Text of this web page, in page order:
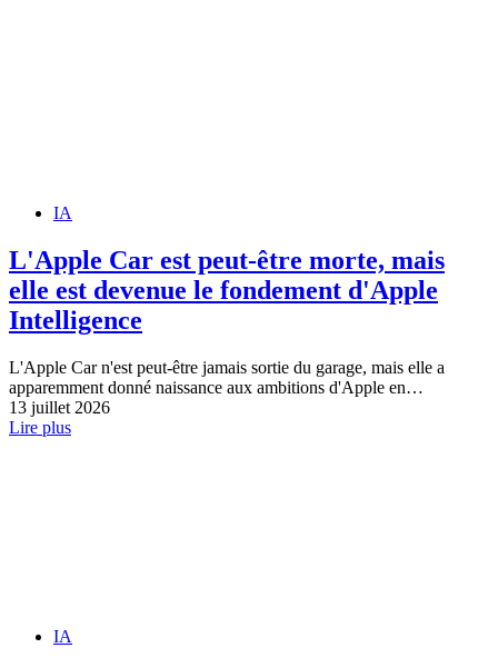
IA
L'Apple Car est peut-être morte, mais
elle est devenue le fondement d'Apple
Intelligence
L'Apple Car n'est peut-être jamais sortie du garage, mais elle a
apparemment donné naissance aux ambitions d'Apple en…
13 juillet 2026
Lire plus
IA